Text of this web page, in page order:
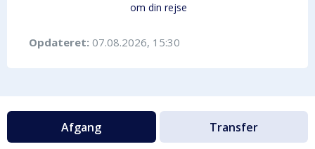
om din rejse
Opdateret: 07.08.2026, 15:30
Afgang Transfer